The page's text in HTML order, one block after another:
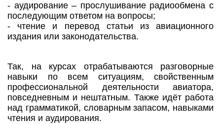
- аудирование – прослушивание радиообмена с
последующим ответом на вопросы;
- чтение и перевод статьи из авиационного
издания или законодательства.
Так, на курсах отрабатываются разговорные
навыки по всем ситуациям, свойственным
профессиональной деятельности авиатора,
повседневным и нештатным. Также идёт работа
над грамматикой, словарным запасом, навыками
чтения и аудирования.